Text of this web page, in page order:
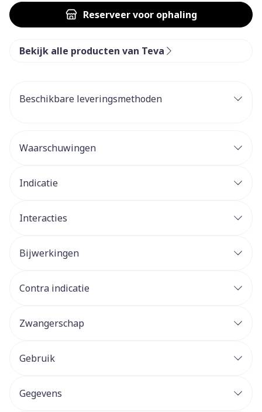
Reserveervoor ophaling
Bekijk alle producten van Teva
Beschikbare leveringsmethoden
Waarschuwingen
Indicatie
Interacties
Bijwerkingen
Contra indicatie
Zwangerschap
Gebruik
Gegevens